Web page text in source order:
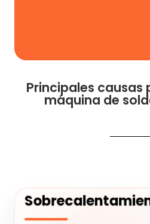
Principales causas
máquina de